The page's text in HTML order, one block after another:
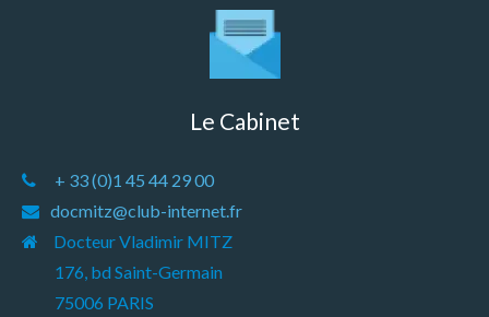
Le Cabinet
+ 33 (0)1 45 44 29 00
docmitz@club-internet.fr
Docteur Vladimir MITZ
176, bd Saint-Germain
75006 PARIS